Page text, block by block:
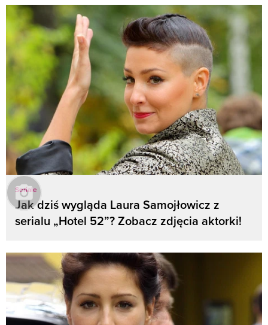
Seriale
Jak dziś wygląda Laura Samojłowicz z
serialu „Hotel 52”? Zobacz zdjęcia aktorki!